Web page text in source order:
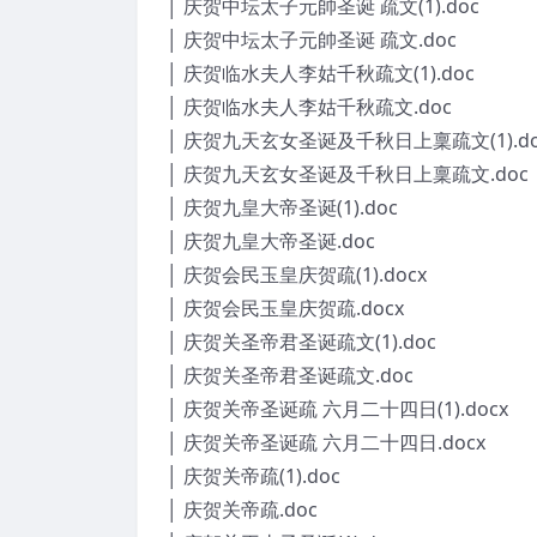
│ 庆贺中坛太子元帥圣诞 疏文(1).doc
│ 庆贺中坛太子元帥圣诞 疏文.doc
│ 庆贺临水夫人李姑千秋疏文(1).doc
│ 庆贺临水夫人李姑千秋疏文.doc
│ 庆贺九天玄女圣诞及千秋日上稟疏文
│ 庆贺九天玄女圣诞及千秋日上稟疏文.doc
│ 庆贺九皇大帝圣诞(1).doc
│ 庆贺九皇大帝圣诞.doc
│ 庆贺会民玉皇庆贺疏(1).docx
│ 庆贺会民玉皇庆贺疏.docx
│ 庆贺关圣帝君圣诞疏文(1).doc
│ 庆贺关圣帝君圣诞疏文.doc
│ 庆贺关帝圣诞疏 六月二十四日(1).docx
│ 庆贺关帝圣诞疏 六月二十四日.docx
│ 庆贺关帝疏(1).doc
│ 庆贺关帝疏.doc